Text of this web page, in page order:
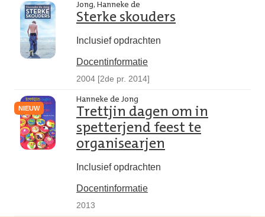
Jong, Hanneke de
Sterke skouders
Inclusief opdrachten
Docentinformatie
2004 [2de pr. 2014]
NIEUW
Hanneke de Jong
Trettjin dagen om in
spetterjend feest te
organisearjen
Inclusief opdrachten
Docentinformatie
2013